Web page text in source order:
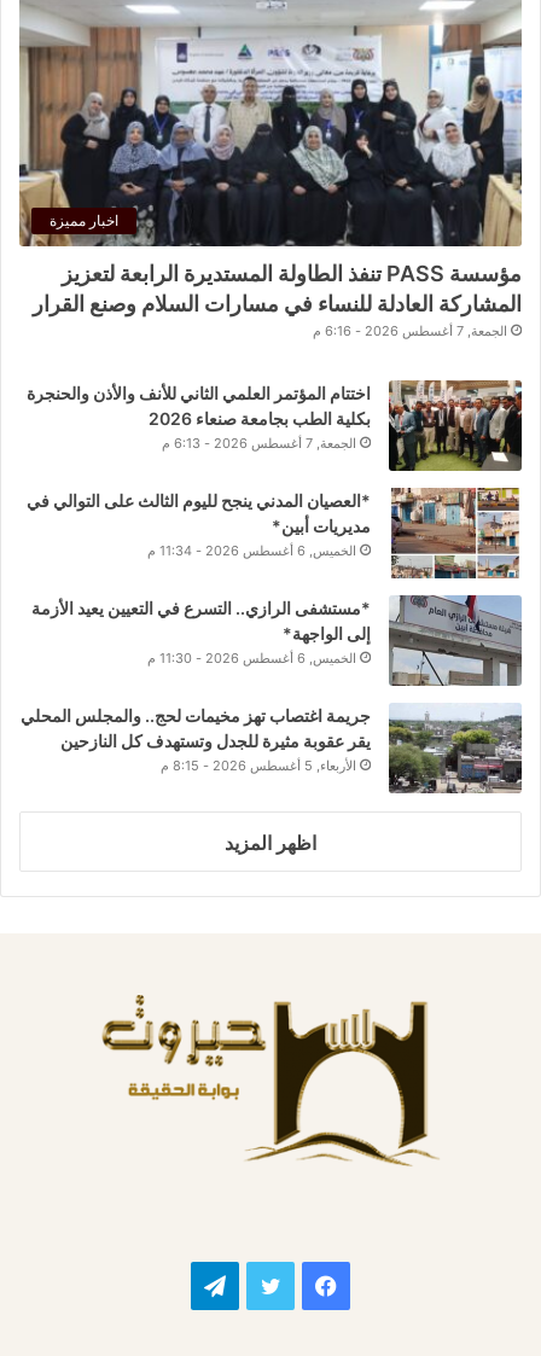
اخبار مميزة
مؤسسة PASS تنفذ الطاولة المستديرة الرابعة لتعزيز
المشاركة العادلة للنساء في مسارات السلام وصنع القرار
الجمعة, 7 أغسطس 2026 - 6:16 م
اختتام المؤتمر العلمي الثاني للأنف والأذن والحنجرة
بكلية الطب بجامعة صنعاء 2026
الجمعة, 7 أغسطس 2026 - 6:13 م
*العصيان المدني ينجح لليوم الثالث على التوالي في
مديريات أبين*
الخميس, 6 أغسطس 2026 - 11:34 م
*مستشفى الرازي.. التسرع في التعيين يعيد الأزمة
إلى الواجهة*
الخميس, 6 أغسطس 2026 - 11:30 م
جريمة اغتصاب تهز مخيمات لحج.. والمجلس المحلي
يقر عقوبة مثيرة للجدل وتستهدف كل النازحين
الأربعاء, 5 أغسطس 2026 - 8:15 م
اظهر المزيد
فيسبوك تويتر تيلقرام